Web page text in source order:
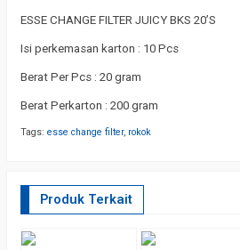
ESSE CHANGE FILTER JUICY BKS 20’S
Isi perkemasan karton : 10 Pcs
Berat Per Pcs : 20 gram
Berat Perkarton : 200 gram
Tags: esse change filter, rokok
Produk Terkait